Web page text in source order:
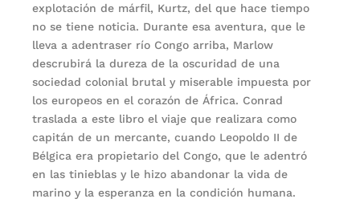
explotación de márfil, Kurtz, del que hace tiempo
no se tiene noticia. Durante esa aventura, que le
lleva a adentraser río Congo arriba, Marlow
descrubirá la dureza de la oscuridad de una
sociedad colonial brutal y miserable impuesta por
los europeos en el corazón de África. Conrad
traslada a este libro el viaje que realizara como
capitán de un mercante, cuando Leopoldo II de
Bélgica era propietario del Congo, que le adentró
en las tinieblas y le hizo abandonar la vida de
marino y la esperanza en la condición humana.